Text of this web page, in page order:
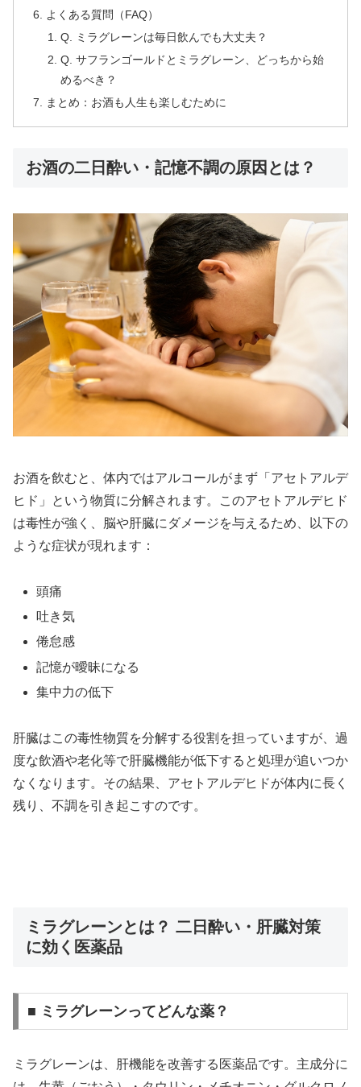
よくある質問（FAQ）
Q. ミラグレーンは毎日飲んでも大丈夫？
Q. サフランゴールドとミラグレーン、どっちから始
めるべき？
まとめ：お酒も人生も楽しむために
お酒の二日酔い・記憶不調の原因とは？
お酒を飲むと、体内ではアルコールがまず「アセトアルデ
ヒド」という物質に分解されます。このアセトアルデヒド
は毒性が強く、脳や肝臓にダメージを与えるため、以下の
ような症状が現れます：
頭痛
吐き気
倦怠感
記憶が曖昧になる
集中力の低下
肝臓はこの毒性物質を分解する役割を担っていますが、過
度な飲酒や老化等で肝臓機能が低下すると処理が追いつか
なくなります。その結果、アセトアルデヒドが体内に長く
残り、不調を引き起こすのです。
ミラグレーンとは？ 二日酔い・肝臓対策
に効く医薬品
■ ミラグレーンってどんな薬？
ミラグレーンは、肝機能を改善する医薬品です。主成分に